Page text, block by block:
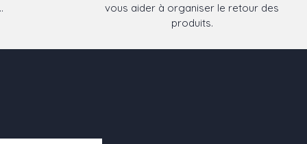
vous aider à organiser le retour des
produits.